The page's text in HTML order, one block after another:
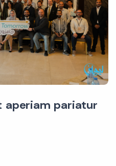
aperiam pariatur